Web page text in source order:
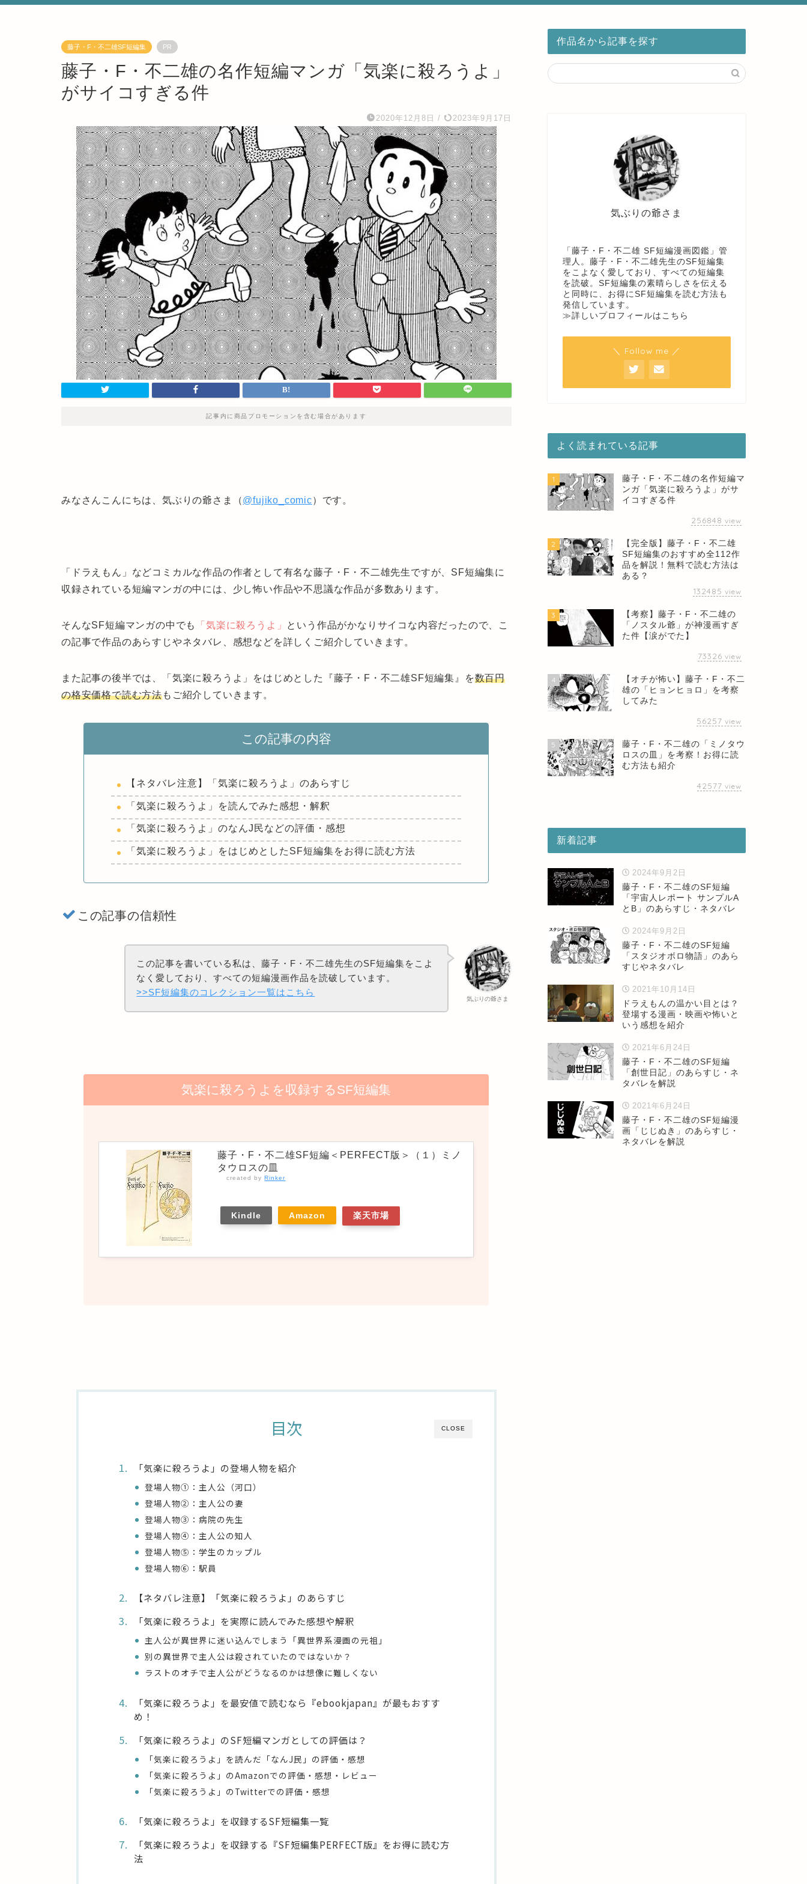
藤子・F・不二雄SF短編集 PR
藤子・F・不二雄の名作短編マンガ「気楽に殺ろうよ」
がサイコすぎる件
2020年12月8日 / 2023年9月17日
記事内に商品プロモーションを含む場合があります
みなさんこんにちは、気ぶりの爺さま（@fujiko_comic）です。
「ドラえもん」などコミカルな作品の作者として有名な藤子・F・不二雄先生ですが、SF短編集に
収録されている短編マンガの中には、少し怖い作品や不思議な作品が多数あります。
そんなSF短編マンガの中でも 「気楽に殺ろうよ」 という作品がかなりサイコな内容だったので、こ
の記事で作品のあらすじやネタバレ、感想などを詳しくご紹介していきます。
また記事の後半では、「気楽に殺ろうよ」をはじめとした『藤子・F・不二雄SF短編集』を数百円
の格安価格で読む方法もご紹介していきます。
この記事の内容
【ネタバレ注意】「気楽に殺ろうよ」のあらすじ
「気楽に殺ろうよ」を読んでみた感想・解釈
「気楽に殺ろうよ」のなんJ民などの評価・感想
「気楽に殺ろうよ」をはじめとしたSF短編集をお得に読む方法
この記事の信頼性
気ぶりの爺さま
この記事を書いている私は、藤子・F・不二雄先生のSF短編集をこよ
なく愛しており、すべての短編漫画作品を読破しています。
>>SF短編集のコレクション一覧はこちら
気楽に殺ろうよを収録するSF短編集
藤子・F・不二雄SF短編＜PERFECT版＞（１）ミノ
タウロスの皿
created byRinker
Kindle Amazon 楽天市場
CLOSE
目次
「気楽に殺ろうよ」の登場人物を紹介
登場人物①：主人公（河口）
登場人物②：主人公の妻
登場人物③：病院の先生
登場人物④：主人公の知人
登場人物⑤：学生のカップル
登場人物⑥：駅員
【ネタバレ注意】「気楽に殺ろうよ」のあらすじ
「気楽に殺ろうよ」を実際に読んでみた感想や解釈
主人公が異世界に迷い込んでしまう「異世界系漫画の元祖」
別の異世界で主人公は殺されていたのではないか？
ラストのオチで主人公がどうなるのかは想像に難しくない
「気楽に殺ろうよ」を最安値で読むなら『ebookjapan』が最もおすす
め！
「気楽に殺ろうよ」のSF短編マンガとしての評価は？
「気楽に殺ろうよ」を読んだ「なんJ民」の評価・感想
「気楽に殺ろうよ」のAmazonでの評価・感想・レビュー
「気楽に殺ろうよ」のTwitterでの評価・感想
「気楽に殺ろうよ」を収録するSF短編集一覧
「気楽に殺ろうよ」を収録する『SF短編集PERFECT版』をお得に読む方
法
作品名から記事を探す
気ぶりの爺さま
「藤子・F・不二雄 SF短編漫画図鑑」管
理人。藤子・F・不二雄先生のSF短編集
をこよなく愛しており、すべての短編集
を読破。SF短編集の素晴らしさを伝える
と同時に、お得にSF短編集を読む方法も
発信しています。
≫詳しいプロフィールはこちら
＼ Follow me ／
よく読まれている記事
1
藤子・F・不二雄の名作短編マ
ンガ「気楽に殺ろうよ」がサ
イコすぎる件
256848 view
2
【完全版】藤子・F・不二雄
SF短編集のおすすめ全112作
品を解説！無料で読む方法は
ある？
132485 view
3
【考察】藤子・F・不二雄の
「ノスタル爺」が神漫画すぎ
た件【涙がでた】
73326 view
4
【オチが怖い】藤子・F・不二
雄の「ヒョンヒョロ」を考察
してみた
56257 view
5
藤子・F・不二雄の「ミノタウ
ロスの皿」を考察！お得に読
む方法も紹介
42577 view
新着記事
2024年9月2日
藤子・F・不二雄のSF短編
「宇宙人レポート サンプルA
とB」のあらすじ・ネタバレ
2024年9月2日
藤子・F・不二雄のSF短編
「スタジオボロ物語」のあら
すじやネタバレ
2021年10月14日
ドラえもんの温かい目とは？
登場する漫画・映画や怖いと
いう感想を紹介
2021年6月24日
藤子・F・不二雄のSF短編
「創世日記」のあらすじ・ネ
タバレを解説
2021年6月24日
藤子・F・不二雄のSF短編漫
画「じじぬき」のあらすじ・
ネタバレを解説